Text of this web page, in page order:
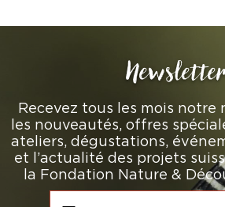
Newsletter
Recevez tous les mois notre
les nouveautés, offres
ateliers, dégustations,
et l’actualité des projets
la Fondation Nature &